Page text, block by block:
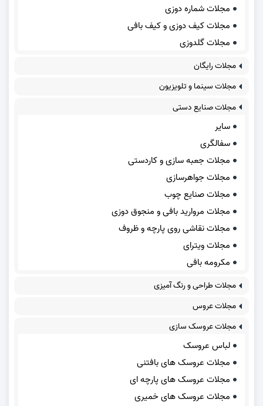
مجلات شماره دوزی
مجلات کیف دوزی و کیف بافی
مجلات گلدوزی
مجلات رایگان
مجلات سینما و تلویزیون
مجلات صنایع دستی
سایر
سفالگری
مجلات جعبه سازی و کاردستی
مجلات جواهرسازی
مجلات صنایع چوب
مجلات مروارید بافی و منجوق دوزی
مجلات نقاشی روی پارچه و ظروف
مجلات ویترای
مکرومه بافی
مجلات طراحی و رنگ آمیزی
مجلات عروس
مجلات عروسک سازی
لباس عروسک
مجلات عروسک های بافتنی
مجلات عروسک های پارچه ای
مجلات عروسک های خمیری